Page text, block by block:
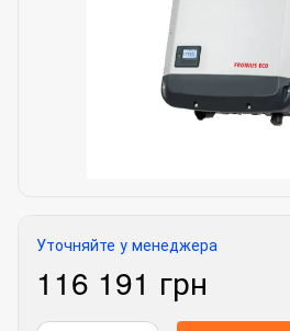
Уточняйте у менеджера
116 191 грн